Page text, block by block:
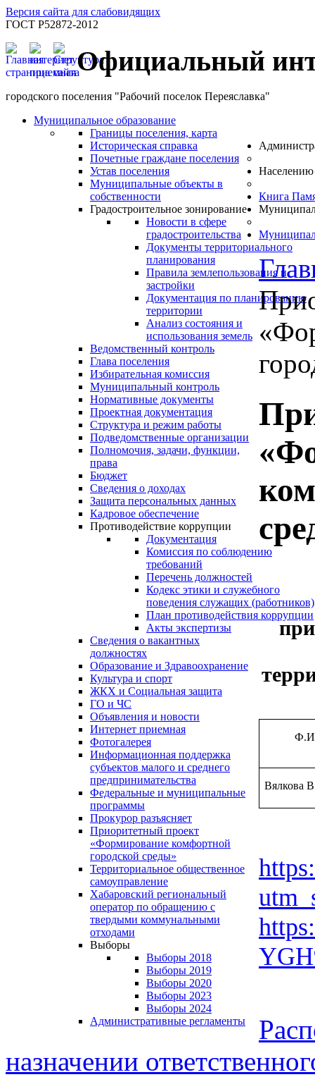
Версия сайта для слабовидящих
ГОСТ Р52872-2012
Официальный
городского поселения "Рабочий поселок Переяславка"
Муниципальное образование
Границы поселения, карта
Историческая справка
Почетные граждане поселения
Устав поселения
Муниципальные объекты в
собственности
Градостроительное зонирование
Новости в сфере
градостроительства
Документы территориального
планирования
Правила землепользования и
застройки
Документация по планированию
территории
Анализ состояния и
использования земель
Ведомственный контроль
Глава поселения
Избирательная комиссия
Муниципальный контроль
Нормативные документы
Проектная документация
Структура и режим работы
Подведомственные организации
Полномочия, задачи, функции,
права
Бюджет
Сведения о доходах
Защита персональных данных
Кадровое обеспечение
Противодействие коррупции
Документация
Комиссия по соблюдению
требований
Перечень должностей
Кодекс этики и служебного
поведения служащих (работников)
План противодействия коррупции
Акты экспертизы
Сведения о вакантных
должностях
Населению
Образование и Здравоохранение
Культура и спорт
ЖКХ и Социальная защита
ГО и ЧС
Объявления и новости
Интернет приемная
Фотогалерея
Информационная поддержка
субъектов малого и среднего
предпринимательства
Федеральные и муниципальные
программы
Прокурор разъясняет
Приоритетный проект
«Формирование комфортной
городской среды»
Территориальное общественное
самоуправление
Хабаровский региональный
оператор по обращению с
твердыми коммунальными
отходами
Выборы
Выборы 2018
Выборы 2019
Выборы 2020
Выборы 2023
Выборы 2024
Книга
Административные регламенты
Вялкова
назначении